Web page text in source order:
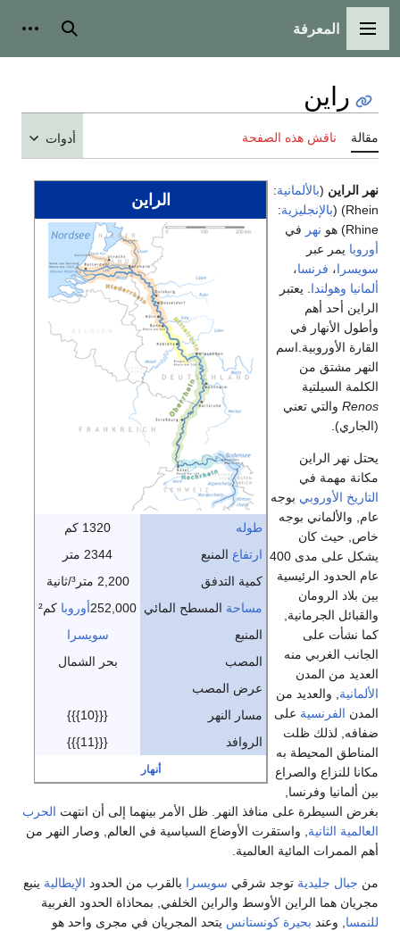
القائمة الرئيسية
المعرفة بحث
راين
مقالة ناقش هذه الصفحة أدوات
الراين
طوله
1320 كم
ارتفاع المنبع
2344 متر
كمية التدفق
2,200 متر³/ثانية
مساحة المسطح المائي 252,000أوروبا كم²
المنبع
سويسرا
المصب
بحر الشمال
عرض المصب
مسار النهر
{{{10}}}
الروافد
{{{11}}}
أنهار
نهر الراين (بالألمانية:
Rhein) (
بالإنجليزية:
Rhine) هو
نهر في
أوروبا يمر عبر
سويسرا، فرنسا،
ألمانيا وهولندا . يعتبر
الراين أحد أهم
وأطول الأنهار في
القارة الأوروبية.اسم
النهر مشتق من
الكلمة السيلتية
Renos والتي تعني
(الجاري).
يحتل نهر الراين
مكانة مهمة في
التاريخ الأوروبي بوجه
عام, والألماني بوجه
خاص, حيث كان
يشكل على مدى 400
عام الحدود الرئيسية
بين بلاد الرومان
والقبائل الجرمانية,
كما نشأت على
الجانب الغربي منه
العديد من المدن
الألمانية , والعديد من
المدن الفرنسية على
ضفافه, لذلك ظلت
المناطق المحيطة به
مكانا للنزاع والصراع
بين ألمانيا وفرنسا,
بغرض السيطرة على منافذ النهر. ظل الأمر بينهما إلى أن انتهت الحرب
العالمية الثانية , واستقرت الأوضاع السياسية في العالم, وصار النهر من
أهم الممرات المائية العالمية.
من جبال جليدية توجد شرقي سويسرا بالقرب من الحدود الإيطالية ينبع
مجريان هما الراين الأوسط والراين الخلفي, بمحاذاة الحدود الغربية
للنمسا , وعند بحيرة كونستانس يتحد المجريان في مجرى واحد هو